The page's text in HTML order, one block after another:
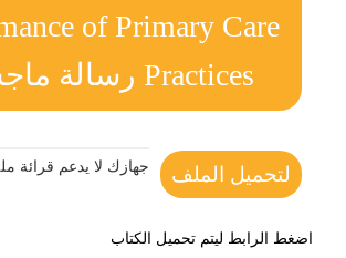
of Primary Care
Practices رسالة ماجستير
لتحميل الملف جهازك لا يدعم قرائة
اضغط الرابط ليتم تحميل الكتاب